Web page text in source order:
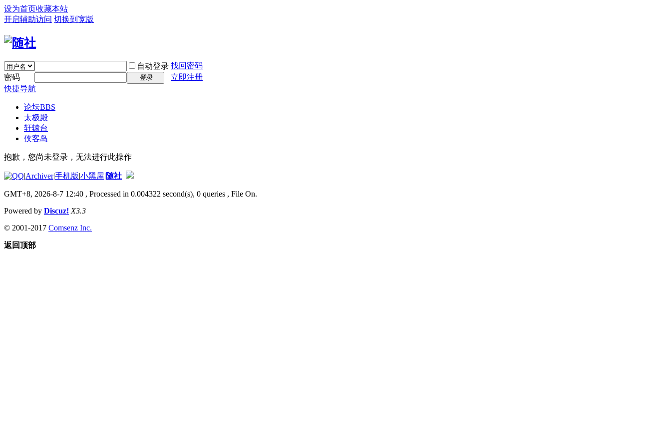
设为首页收藏本站
开启辅助访问 切换到宽版
自动登录 找回密码
密码
登录
立即注册
快捷导航
论坛BBS
太极殿
轩辕台
侠客岛
抱歉，您尚未登录，无法进行此操作
|Archiver|手机版|小黑屋|随社
GMT+8, 2026-8-7 12:40 , Processed in 0.004322 second(s), 0 queries , File On.
Powered by Discuz! X3.3
© 2001-2017 Comsenz Inc.
返回顶部